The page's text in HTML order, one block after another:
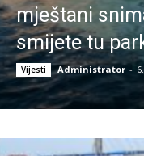
mještani
smijete tu
Vijesti Administrator -